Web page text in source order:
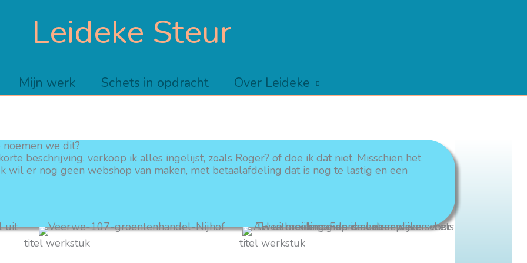
Leideke Steur
Mijn werk Schets in opdracht Over Leideke
we dit?
beschrijving. verkoop ik alles ingelijst, zoals Roger? of doe ik dat niet. Misschien het
er nog geen webshop van maken, met betaalafdeling dat is nog te lastig en een
titel werkstuk
titel werkstuk